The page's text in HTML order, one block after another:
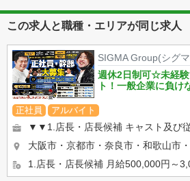
この求人と職種・エリアが同じ求人
SIGMA Group(シグ
週休2日制可☆未経
ト！一般企業に負
正社員 アルバイト